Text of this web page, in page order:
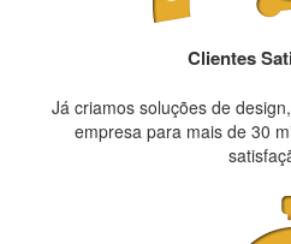
Clientes
Já criamos soluções de
empresa para mais de 30